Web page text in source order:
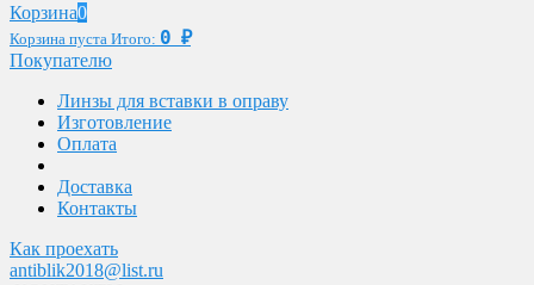
Корзина0
Корзина пуста Итого: 0 ₽
Покупателю
Линзы для вставки в оправу
Изготовление
Оплата
Доставка
Контакты
Как проехать
antiblik2018@list.ru